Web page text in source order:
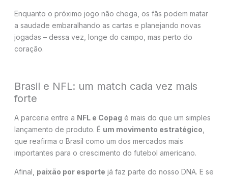
Enquanto o próximo jogo não chega, os fãs podem matar
a saudade embaralhando as cartas e planejando novas
jogadas – dessa vez, longe do campo, mas perto do
coração.
Brasil e NFL: um match cada vez mais
forte
A parceria entre a NFL e Copag é mais do que um simples
lançamento de produto. É um movimento estratégico
que reafirma o Brasil como um dos mercados mais
importantes para o crescimento do futebol americano.
Afinal, paixão por esporte já faz parte do nosso DNA. E se